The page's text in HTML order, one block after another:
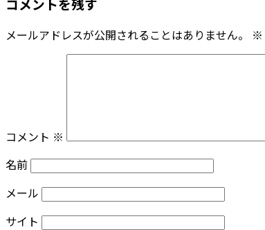
コメントを残す
メールアドレスが公開されることはありません。 ※
コメント ※
名前
メール
サイト